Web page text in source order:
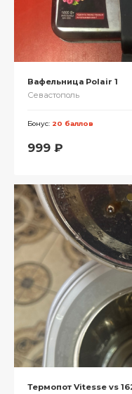
Вафельница Polair 1
Севастополь
Бонус: 20 баллов
999 ₽
Термопот Vitesse vs